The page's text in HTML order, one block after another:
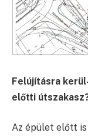
Felújításra
előtti
Az épület előtt